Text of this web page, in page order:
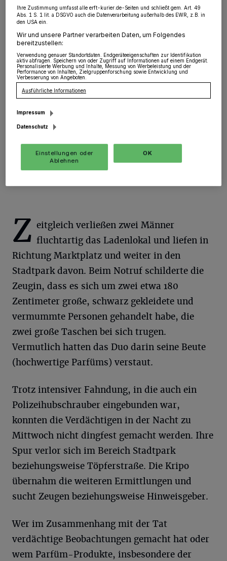
September, gegen 2.20 Uhr, rückten eine große Anzahl
von Streifenwagen zur Kölner Straße aus. Eine
Anwohnerin war durch ein lautes Geräusch aus dem
Schlaf gerissen worden. Als sie nachsah, stellte sie die
zerbrochene Glaseingangstür der benachbarten
Parfümerie fest.
08.09.2021 , 12:55 Uhr
Z eitgleich verließen zwei Männer
fluchtartig das Ladenlokal und liefen in
Richtung Marktplatz und weiter in den
Stadtpark davon. Beim Notruf schilderte die
Zeugin, dass es sich um zwei etwa 180
Zentimeter große, schwarz gekleidete und
vermummte Personen gehandelt habe, die
zwei große Taschen bei sich trugen.
Vermutlich hatten das Duo darin seine Beute
(hochwertige Parfüms) verstaut.
Trotz intensiver Fahndung, in die auch ein
Polizeihubschrauber eingebunden war,
konnten die Verdächtigen in der Nacht zu
Mittwoch nicht dingfest gemacht werden. Ihre
Spur verlor sich im Bereich Stadtpark
beziehungsweise Töpferstraße. Die Kripo
übernahm die weiteren Ermittlungen und
sucht Zeugen beziehungsweise Hinweisgeber.
Wer im Zusammenhang mit der Tat
verdächtige Beobachtungen gemacht hat oder
wem Parfüm-Produkte, insbesondere der
Ihre Zustimmung umfasst alle erft-kurier.de-Seiten und schließt gem. Art. 49
Abs. 1 S. 1 lit. a DSGVO auch die Datenverarbeitung außerhalb des EWR, z.B. in
den USA ein.
Wir und unsere Partner verarbeiten Daten, um Folgendes
bereitzustellen:
Verwendung genauer Standortdaten. Endgeräteeigenschaften zur Identifikation
aktiv abfragen. Speichern von oder Zugriff auf Informationen auf einem Endgerät.
Personalisierte Werbung und Inhalte, Messung von Werbeleistung und der
Performance von Inhalten, Zielgruppenforschung sowie Entwicklung und
Verbesserung von Angeboten.
Ausführliche Informationen
Impressum
Datenschutz
Einstellungen oder
Ablehnen
OK